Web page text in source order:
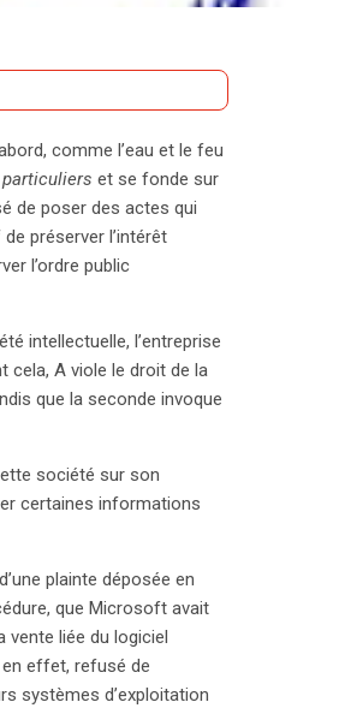
en opposition, chacun
vise à garantir un
emblématique de
partager des
que cette pratique
essentielles »
en position
commet un abus.
la dynamique
certains craignent
les
approche est
sain. Dans une
l’avenir du marché.
comme l’eau et le feu
particuliers et se fonde sur
de poser des actes qui
préserver l’intérêt
l’ordre public
intellectuelle, l’entreprise
cela, A viole le droit de la
que la seconde invoque
société sur son
certaines informations
plainte déposée en
que Microsoft avait
vente liée du logiciel
effet, refusé de
systèmes d’exploitation